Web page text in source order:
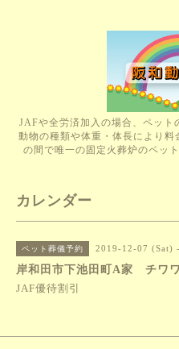
JAFや全労済加入の場合、ペット
動物の種類や体重・体長により
の間で唯一の固定火葬炉のペッ
カレンダー
ペット葬儀予約 2019-12-07 (Sat)
岸和田市下池田町A家 チワ
JAF優待割引